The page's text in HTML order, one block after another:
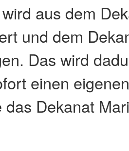
aus dem
und dem
Das wird
einen
Dekanat